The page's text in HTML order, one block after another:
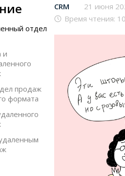
отдел
и
продаж
формата
CRM 21 июня
Время чтения: